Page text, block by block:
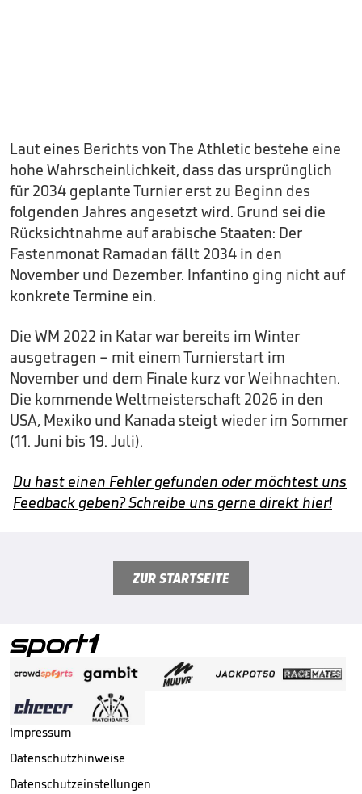
Laut eines Berichts von The Athletic bestehe eine
hohe Wahrscheinlichkeit, dass das ursprünglich
für 2034 geplante Turnier erst zu Beginn des
folgenden Jahres angesetzt wird. Grund sei die
Rücksichtnahme auf arabische Staaten: Der
Fastenmonat Ramadan fällt 2034 in den
November und Dezember. Infantino ging nicht auf
konkrete Termine ein.
Die WM 2022 in Katar war bereits im Winter
ausgetragen – mit einem Turnierstart im
November und dem Finale kurz vor Weihnachten.
Die kommende Weltmeisterschaft 2026 in den
USA, Mexiko und Kanada steigt wieder im Sommer
(11. Juni bis 19. Juli).
Du hast einen Fehler gefunden oder möchtest uns
Feedback geben? Schreibe uns gerne direkt hier!
ZUR STARTSEITE
Impressum
Datenschutzhinweise
Datenschutzeinstellungen